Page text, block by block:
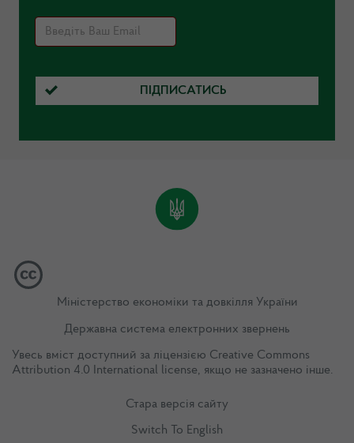
ПІДПИСАТИСЬ
Міністерство економіки та довкілля України
Державна система електронних звернень
Увесь вміст доступний за ліцензією Creative Commons
Attribution 4.0 International license, якщо не зазначено інше.
Стара версія сайту
Switch To English